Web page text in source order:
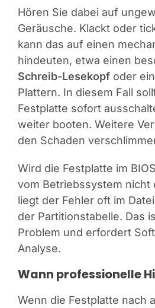
Hören Sie dabei auf
Geräusche. Klackt oder
kann das auf einen
hindeuten, etwa einen
Schreib-Lesekopf oder
Plattern. In diesem Fall
Festplatte sofort
weiter booten. Weitere
den Schaden
Wird die Festplatte im
vom Betriebssystem nicht
liegt der Fehler oft im
der Partitionstabelle. Das
Problem und erfordert
Analyse.
Wann professionelle
Wenn die Festplatte nach